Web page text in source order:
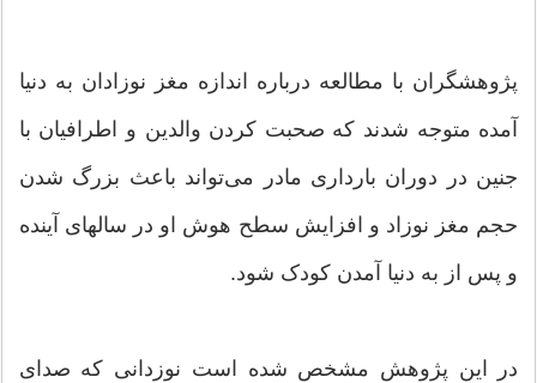
پژوهشگران با مطالعه درباره اندازه مغز نوزادان به دنیا
آمده متوجه شدند که صحبت کردن والدین و اطرافیان با
جنین در دوران بارداری مادر می‌تواند باعث بزرگ شدن
حجم مغز نوزاد و افزایش سطح هوش او در سالهای آینده
و پس از به دنیا آمدن کودک شود.
در این پژوهش مشخص شده است نوزدانی که صدای